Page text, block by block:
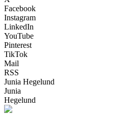
Facebook
Instagram
LinkedIn
YouTube
Pinterest
TikTok
Mail
RSS
Junia Hegelund
Junia
Hegelund